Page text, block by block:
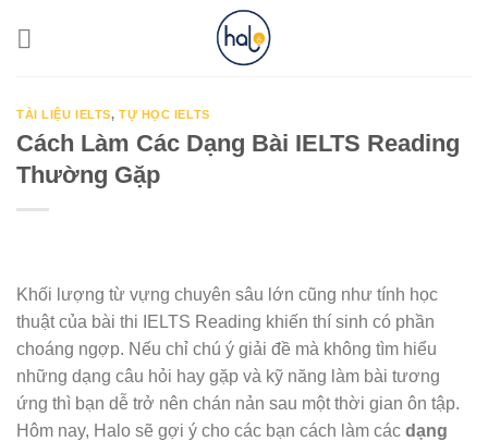
TÀI LIỆU IELTS, TỰ HỌC IELTS
Cách Làm Các Dạng Bài IELTS Reading
Thường Gặp
Khối lượng từ vựng chuyên sâu lớn cũng như tính học
thuật của bài thi IELTS Reading khiến thí sinh có phần
choáng ngợp. Nếu chỉ chú ý giải đề mà không tìm hiểu
những dạng câu hỏi hay gặp và kỹ năng làm bài tương
ứng thì bạn dễ trở nên chán nản sau một thời gian ôn tập.
Hôm nay, Halo sẽ gợi ý cho các bạn cách làm các dạng